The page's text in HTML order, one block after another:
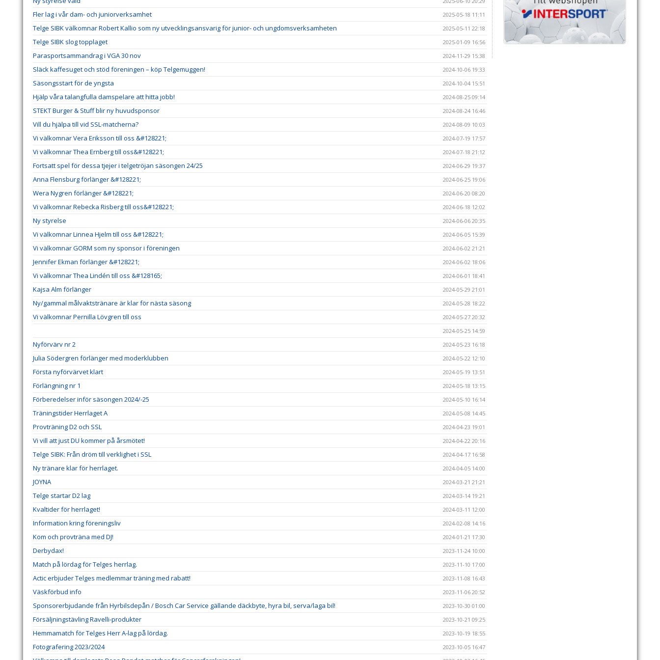
Fler lag i vår dam- och juniorverksamhet 2025-05-18 11:11
Telge SIBK välkomnar Robert Kallio som ny utvecklingsansvarig för junior- och ungdomsverksamheten 2025-05-11 22:18
Telge SIBK slog topplaget 2025-01-09 16:56
Parasportsammandrag i VGA 30 nov 2024-11-29 15:38
Släck kaffesuget och stöd föreningen – köp Telgemuggen! 2024-10-06 19:33
Säsongsstart för de yngsta 2024-10-04 15:51
Hjälp våra talangfulla damspelare att hitta jobb! 2024-08-25 09:14
STEKT Burger & Stuff blir ny huvudsponsor 2024-08-24 16:46
Vill du hjälpa till vid SSL-matcherna? 2024-08-09 10:03
Vi välkomnar Vera Eriksson till oss &#128221; 2024-07-19 17:57
Vi välkomnar Thea Ernberg till oss&#128221; 2024-07-18 21:12
Fortsatt spel för dessa tjejer i telgetröjan säsongen 24/25 2024-06-29 19:37
Anna Flensburg förlänger &#128221; 2024-06-25 19:06
Wera Nygren förlänger &#128221; 2024-06-20 08:20
Vi välkomnar Rebecka Risberg till oss&#128221; 2024-06-18 12:02
Ny styrelse 2024-06-06 20:35
Vi välkomnar Linnea Hjelm till oss &#128221; 2024-06-05 15:39
Vi välkomnar GORM som ny sponsor i föreningen 2024-06-02 21:21
Jennifer Ekman förlänger &#128221; 2024-06-02 18:06
Vi välkomnar Thea Lindén till oss &#128165; 2024-06-01 18:41
Kajsa Alm förlänger 2024-05-29 21:01
Ny/gammal målvaktstränare är klar för nästa säsong 2024-05-28 18:22
Vi välkomnar Pernilla Lövgren till oss
2024-05-27 20:32
2024-05-25 14:59
Nyförvärv nr 2 2024-05-23 16:18
Julia Södergren förlänger med moderklubben 2024-05-22 12:10
Första nyförvärvet klart 2024-05-19 13:51
Förlängning nr 1 2024-05-18 13:15
Förberedelser inför säsongen 2024/-25 2024-05-10 16:14
Träningstider Herrlaget A 2024-05-08 14:45
Provträning D2 och SSL 2024-04-23 19:01
Vi vill att just DU kommer på årsmötet! 2024-04-22 20:16
Telge SIBK: Från dröm till verklighet i SSL 2024-04-17 16:58
Ny tränare klar för herrlaget. 2024-04-05 14:00
JOYNA 2024-03-21 21:21
Telge startar D2 lag 2024-03-14 19:21
Kvaltider för herrlaget! 2024-03-11 12:00
Information kring föreningsliv 2024-02-08 14:16
Kom och provträna med DJ! 2024-01-21 17:30
Derbydax! 2023-11-24 10:00
Match på lördag för Telges herrlag. 2023-11-10 17:00
Actic erbjuder Telges medlemmar träning med rabatt! 2023-11-08 16:43
Väskförbud info 2023-11-06 20:52
Sponsorerbjudande från Hyrbilsdepån / Bosch Car Service gällande däckbyte, hyra bil, serva/laga bil! 2023-10-30 01:00
Försäljningstävling Ravelli-produkter 2023-10-21 09:25
Hemmamatch för Telges Herr A-lag på lördag. 2023-10-19 18:55
Fotografering 2023/2024 2023-10-05 16:47